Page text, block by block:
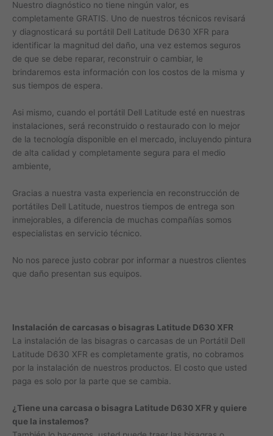
Nuestro diagnóstico no tiene ningún valor, es
completamente GRATIS. Uno de nuestros técnicos revisará
y diagnosticará su portátil Dell Latitude D630 XFR para
identificar la magnitud del daño, una vez estemos seguros
de que se debe reparar, reconstruir o cambiar, le
brindaremos esta información con los costos de la misma y
sus tiempos de espera.
Asi mismo, cuando el portátil Dell Latitude esté en nuestras
instalaciones, será reconstruido o restaurado con lo mejor
de la tecnología disponible en el mercado, incluyendo pintura
de alta calidad y completamente segura para el medio
ambiente,
Gracias a nuestra vasta experiencia en reconstrucción de
portátiles Dell Latitude, nuestros tiempos de entrega son
inmejorables, a diferencia de muchas compañías somos
especialistas en servicio técnico.
No nos parece justo cobrar por informar a nuestros clientes
que daño presentan sus equipos.
Instalación de carcasas o bisagras Latitude D630 XFR
La instalación de las bisagras o carcasas de un Portátil Dell
Latitude D630 XFR es completamente gratis, no cobramos
por la instalación de nuestros productos. El costo que usted
paga es solo por la parte que se cambia.
¿Tiene una carcasa o bisagra Latitude D630 XFR y quiere
que la instalemos?